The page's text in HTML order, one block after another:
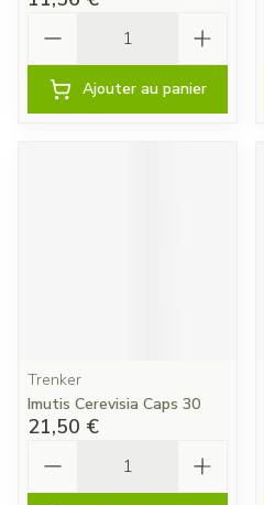
Ajouter au panier
Trenker
Imutis Cerevisia Caps 30
21,50 €